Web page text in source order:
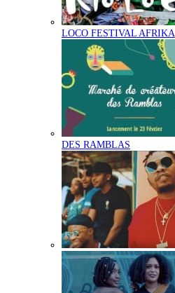
LOCO FESTIVAL AFRIKA
DES RAMBLAS